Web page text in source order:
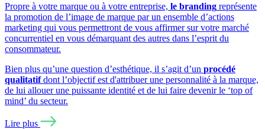
Propre à votre marque ou à votre entreprise, le branding représente
la promotion de l’image de marque par un ensemble d’actions
marketing qui vous permettront de vous affirmer sur votre marché
concurrentiel en vous démarquant des autres dans l’esprit du
consommateur.
Bien plus qu’une question d’esthétique, il s’agit d’un procédé
qualitatifdont l’objectif est d'attribuer une personnalité à la marque,
de lui allouer une puissante identité et de lui faire devenir le ‘top of
mind’ du secteur.
Lire plus